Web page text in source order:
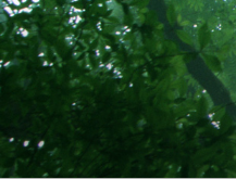
コ
ン
テ
ン
へ
ス